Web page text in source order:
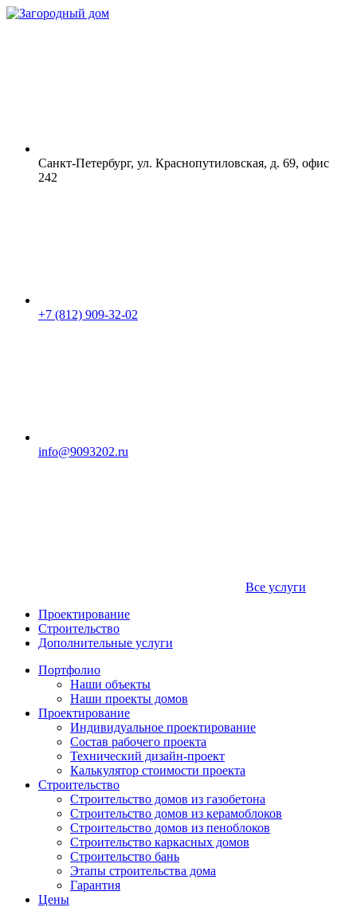
Санкт-Петербург, ул. Краснопутиловская, д. 69, офис
242
+7 (812) 909-32-02
info@9093202.ru
Все услуги
Проектирование
Строительство
Дополнительные услуги
Портфолио
Наши объекты
Наши проекты домов
Проектирование
Индивидуальное проектирование
Состав рабочего проекта
Технический дизайн-проект
Калькулятор стоимости проекта
Строительство
Строительство домов из газобетона
Строительство домов из керамоблоков
Строительство домов из пеноблоков
Строительство каркасных домов
Строительство бань
Этапы строительства дома
Гарантия
Цены